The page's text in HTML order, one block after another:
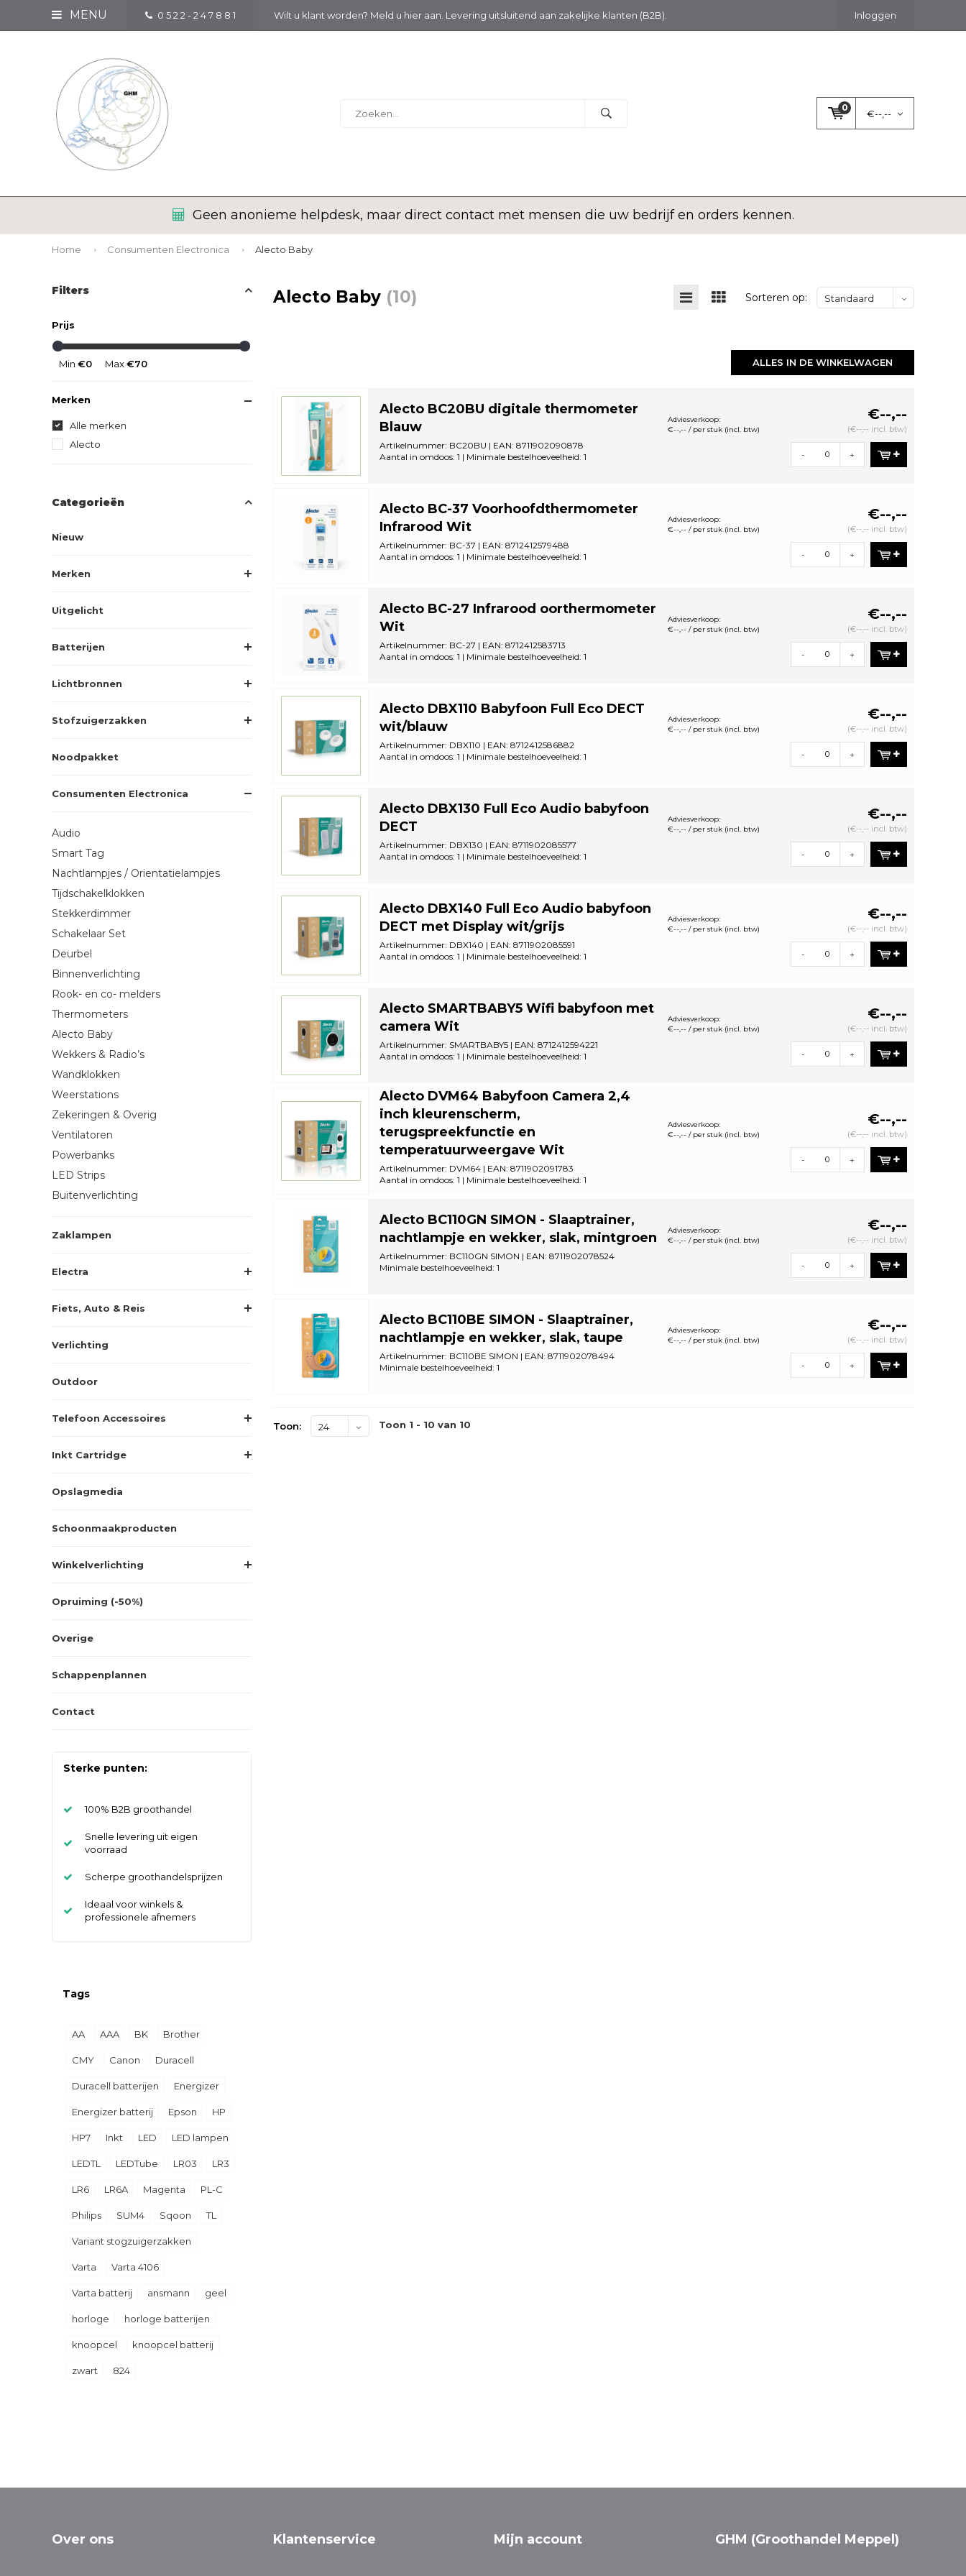
MENU 0 5 2 2 - 2 4 7 8 8 1 Wilt u klant worden? Meld u hier aan. Levering uitsluitend aan zakelijke klanten (B2B). Inloggen
0
€--,--
Geen anonieme helpdesk, maar direct contact met mensen die uw bedrijf en orders kennen.
Home Consumenten Electronica Alecto Baby
Filters
Prijs
Min €0 Max€70
Merken
Alle merken
Alecto
Categorieën
Nieuw
Merken
Uitgelicht
Batterijen
Lichtbronnen
Stofzuigerzakken
Noodpakket
Consumenten Electronica
Audio
Smart Tag
Nachtlampjes / Orientatielampjes
Tijdschakelklokken
Stekkerdimmer
Schakelaar Set
Deurbel
Binnenverlichting
Rook- en co- melders
Thermometers
Alecto Baby
Wekkers & Radio’s
Wandklokken
Weerstations
Zekeringen & Overig
Ventilatoren
Powerbanks
LED Strips
Buitenverlichting
Zaklampen
Electra
Fiets, Auto & Reis
Verlichting
Outdoor
Telefoon Accessoires
Inkt Cartridge
Opslagmedia
Schoonmaakproducten
Winkelverlichting
Opruiming (-50%)
Overige
Schappenplannen
Contact
Sterke punten:
100% B2B groothandel
Snelle levering uit eigen
voorraad
Scherpe groothandelsprijzen
Ideaal voor winkels &
professionele afnemers
Tags
AA AAA BK Brother
CMY Canon Duracell
Duracell batterijen Energizer
Energizer batterij Epson HP
HP7 Inkt LED LED lampen
LEDTL LEDTube LR03 LR3
LR6 LR6A Magenta PL-C
Philips SUM4 Sqoon TL
Variant stogzuigerzakken
Varta Varta 4106
Varta batterij ansmann geel
horloge horloge batterijen
knoopcel knoopcel batterij
zwart 824
Alecto Baby (10) Sorteren op: Standaard
ALLES IN DE WINKELWAGEN
Alecto BC20BU digitale thermometer
Blauw
Artikelnummer: BC20BU | EAN: 8711902090878
Aantal in omdoos: 1 | Minimale bestelhoeveelheid: 1
€--,--
Adviesverkoop:
€--,-- / per stuk (incl. btw)
(€--,-- incl. btw)
- +
Alecto BC-37 Voorhoofdthermometer
Infrarood Wit
Artikelnummer: BC-37 | EAN: 8712412579488
Aantal in omdoos: 1 | Minimale bestelhoeveelheid: 1
€--,--
Adviesverkoop:
€--,-- / per stuk (incl. btw)
(€--,-- incl. btw)
- +
Alecto BC-27 Infrarood oorthermometer
Wit
Artikelnummer: BC-27 | EAN: 8712412583713
Aantal in omdoos: 1 | Minimale bestelhoeveelheid: 1
€--,--
Adviesverkoop:
€--,-- / per stuk (incl. btw)
(€--,-- incl. btw)
- +
Alecto DBX110 Babyfoon Full Eco DECT
wit/blauw
Artikelnummer: DBX110 | EAN: 8712412586882
Aantal in omdoos: 1 | Minimale bestelhoeveelheid: 1
€--,--
Adviesverkoop:
€--,-- / per stuk (incl. btw)
(€--,-- incl. btw)
- +
Alecto DBX130 Full Eco Audio babyfoon
DECT
Artikelnummer: DBX130 | EAN: 8711902085577
Aantal in omdoos: 1 | Minimale bestelhoeveelheid: 1
€--,--
Adviesverkoop:
€--,-- / per stuk (incl. btw)
(€--,-- incl. btw)
- +
Alecto DBX140 Full Eco Audio babyfoon
DECT met Display wit/grijs
Artikelnummer: DBX140 | EAN: 8711902085591
Aantal in omdoos: 1 | Minimale bestelhoeveelheid: 1
€--,--
Adviesverkoop:
€--,-- / per stuk (incl. btw)
(€--,-- incl. btw)
- +
Alecto SMARTBABY5 Wifi babyfoon met
camera Wit
Artikelnummer: SMARTBABY5 | EAN: 8712412594221
Aantal in omdoos: 1 | Minimale bestelhoeveelheid: 1
€--,--
Adviesverkoop:
€--,-- / per stuk (incl. btw)
(€--,-- incl. btw)
- +
Alecto DVM64 Babyfoon Camera 2,4
inch kleurenscherm,
terugspreekfunctie en
temperatuurweergave Wit
Artikelnummer: DVM64 | EAN: 8711902091783
Aantal in omdoos: 1 | Minimale bestelhoeveelheid: 1
€--,--
Adviesverkoop:
€--,-- / per stuk (incl. btw)
(€--,-- incl. btw)
- +
Alecto BC110GN SIMON - Slaaptrainer,
nachtlampje en wekker, slak, mintgroen
Artikelnummer: BC110GN SIMON | EAN: 8711902078524
Minimale bestelhoeveelheid: 1
€--,--
Adviesverkoop:
€--,-- / per stuk (incl. btw)
(€--,-- incl. btw)
- +
Alecto BC110BE SIMON - Slaaptrainer,
nachtlampje en wekker, slak, taupe
Artikelnummer: BC110BE SIMON | EAN: 8711902078494
Minimale bestelhoeveelheid: 1
€--,--
Adviesverkoop:
€--,-- / per stuk (incl. btw)
(€--,-- incl. btw)
- +
Toon: 24 Toon 1 - 10 van 10
Over ons Klantenservice Mijn account GHM (Groothandel Meppel)